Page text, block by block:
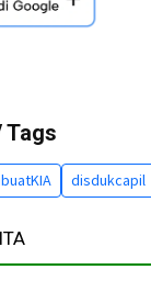
Tags
disdukcapil